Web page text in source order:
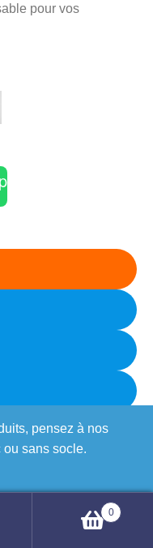
pensez à nos
ou sans socle.
pour vos
0